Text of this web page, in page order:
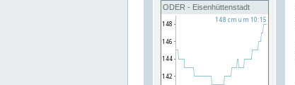
ODER - Eisenhüttenstadt